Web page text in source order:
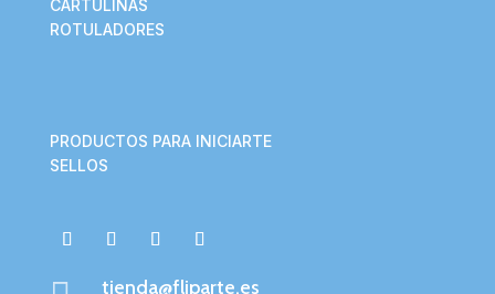
CARTULINAS
ROTULADORES
PRODUCTOS PARA INICIARTE
SELLOS
tienda@fliparte.es